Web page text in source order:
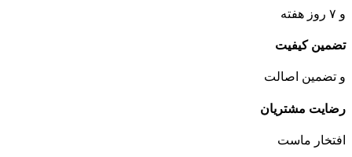
و ۷ روز هفته
تضمین کیفیت
و تضمین اصالت
رضایت مشتریان
افتخار ماست